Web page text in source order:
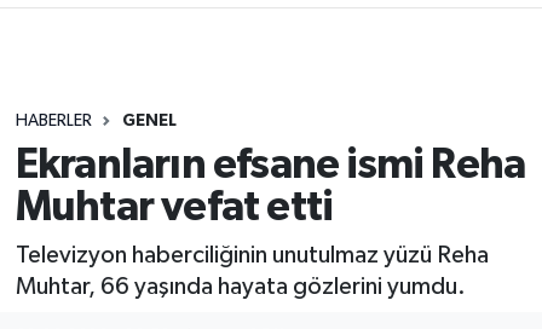
HABERLER GENEL
Ekranların efsane ismi Reha
Muhtar vefat etti
Televizyon haberciliğinin unutulmaz yüzü Reha
Muhtar, 66 yaşında hayata gözlerini yumdu.
Siyaset
Spor
Ekonomi
Süper Lig Puan Durumu ve Fikstür
Tüm Manşetler
Haber Arşivi